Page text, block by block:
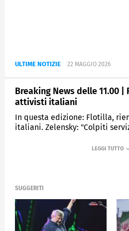
ULTIME NOTIZIE 22 MAGGIO 2026
Breaking News delle 11.00
attivisti italiani
In questa edizione: Flotilla,
italiani. Zelensky: "Colpiti
Epstein, nuove indagini su
MEDIASET
SUGGERITI